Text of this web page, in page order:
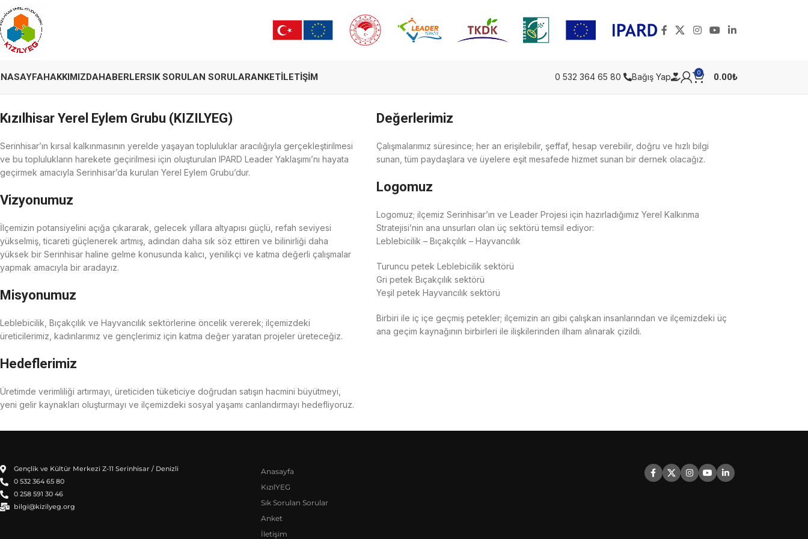
HAKKIMIZDAHABERLERSIK SORULAN SORULARANKETİLETIŞIM 0 532 364 65 80 Bağış Yap 0 0.00₺
Kızılhisar Yerel Eylem Grubu (KIZILYEG)
Serinhisar’ın kırsal kalkınmasının yerelde yaşayan topluluklar aracılığıyla gerçekleştirilmesi
ve bu toplulukların harekete geçirilmesi için oluşturulan IPARD Leader Yaklaşımı’nı hayata
geçirmek amacıyla Serinhisar’da kurulan Yerel Eylem Grubu’dur.
Vizyonumuz
İlçemizin potansiyelini açığa çıkararak, gelecek yıllara altyapısı güçlü, refah seviyesi
yükselmiş, ticareti güçlenerek artmış, adından daha sık söz ettiren ve bilinirliği daha
yüksek bir Serinhisar haline gelme konusunda kalıcı, yenilikçi ve katma değerli çalışmalar
yapmak amacıyla bir aradayız.
Misyonumuz
Leblebicilik, Bıçakçılık ve Hayvancılık sektörlerine öncelik vererek; ilçemizdeki
üreticilerimiz, kadınlarımız ve gençlerimiz için katma değer yaratan projeler üreteceğiz.
Hedeflerimiz
Üretimde verimliliği artırmayı, üreticiden tüketiciye doğrudan satışın hacmini büyütmeyi,
yeni gelir kaynakları oluşturmayı ve ilçemizdeki sosyal yaşamı canlandırmayı hedefliyoruz.
Değerlerimiz
Çalışmalarımız süresince; her an erişilebilir, şeffaf, hesap verebilir, doğru ve hızlı bilgi
sunan, tüm paydaşlara ve üyelere eşit mesafede hizmet sunan bir dernek olacağız.
Logomuz
Logomuz; ilçemiz Serinhisar’ın ve Leader Projesi için hazırladığımız Yerel Kalkınma
Stratejisi’nin ana unsurları olan üç sektörü temsil ediyor:
Leblebicilik – Bıçakçılık – Hayvancılık
Turuncu petek Leblebicilik sektörü
Gri petek Bıçakçılık sektörü
Yeşil petek Hayvancılık sektörü
Birbiri ile iç içe geçmiş petekler; ilçemizin arı gibi çalışkan insanlarından ve ilçemizdeki üç
ana geçim kaynağının birbirleri ile ilişkilerinden ilham alınarak çizildi.
Gençlik ve Kültür Merkezi Z-11 Serinhisar / Denizli
0 532 364 65 80
0 258 591 30 46
bilgi@kizilyeg.org
Anasayfa
KızılYEG
Sık Sorulan Sorular
Anket
İletişim